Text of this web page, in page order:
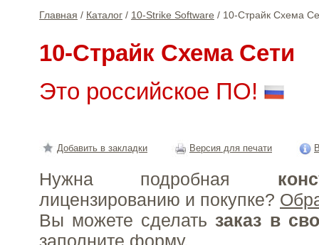
Главная / Каталог / 10-Strike Software / 10-Страйк Схема
10-Страйк Схема Сети
Это российское ПО!
Добавить в закладки Версия для печати
Нужна подробная
лицензированию и покупке?
Вы можете сделать заказ в
заполните форму.